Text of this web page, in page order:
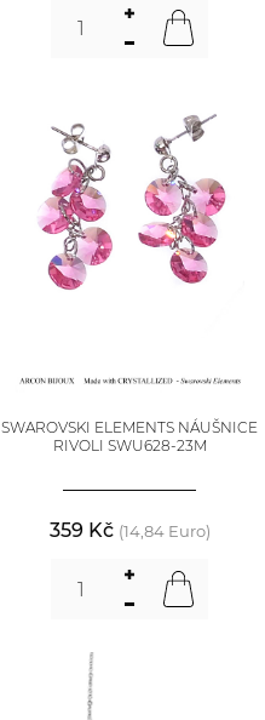
SWAROVSKI ELEMENTS NÁUŠNICE
RIVOLI SWU628-23M
359 Kč (14,84 Euro)